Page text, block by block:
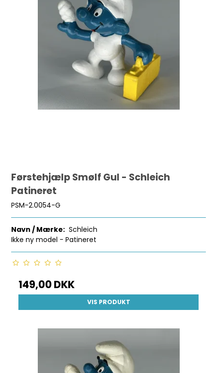
Førstehjælp Smølf Gul - Schleich
Patineret
PSM-2.0054-G
Navn / Mærke: Schleich
Ikke ny model - Patineret
149,00 DKK
VIS PRODUKT